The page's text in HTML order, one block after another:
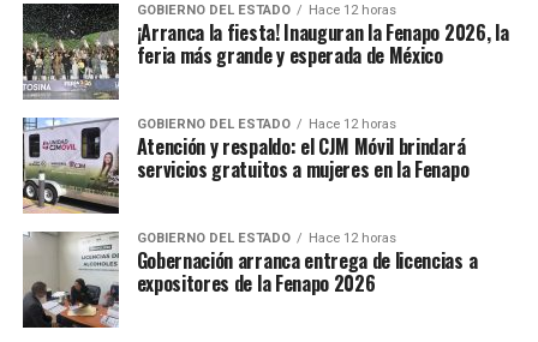
GOBIERNO DEL ESTADO Hace 12 horas
¡Arranca la fiesta! Inauguran la Fenapo 2026, la
feria más grande y esperada de México
GOBIERNO DEL ESTADO Hace 12 horas
Atención y respaldo: el CJM Móvil brindará
servicios gratuitos a mujeres en la Fenapo
GOBIERNO DEL ESTADO Hace 12 horas
Gobernación arranca entrega de licencias a
expositores de la Fenapo 2026